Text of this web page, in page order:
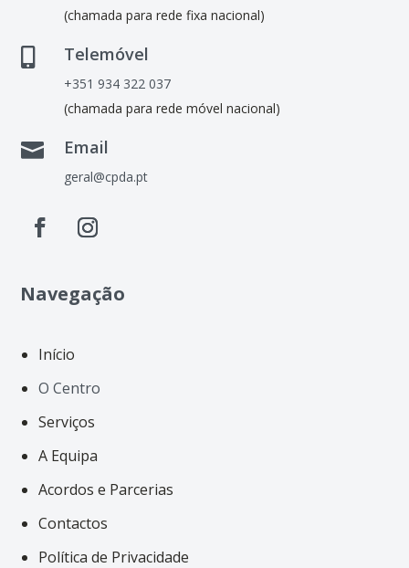
(chamada para rede fixa nacional)
Telemóvel
+351 934 322 037
(chamada para rede móvel nacional)
 Email
geral@cpda.pt
Navegação
Início
O Centro
Serviços
A Equipa
Acordos e Parcerias
Contactos
Política de Privacidade